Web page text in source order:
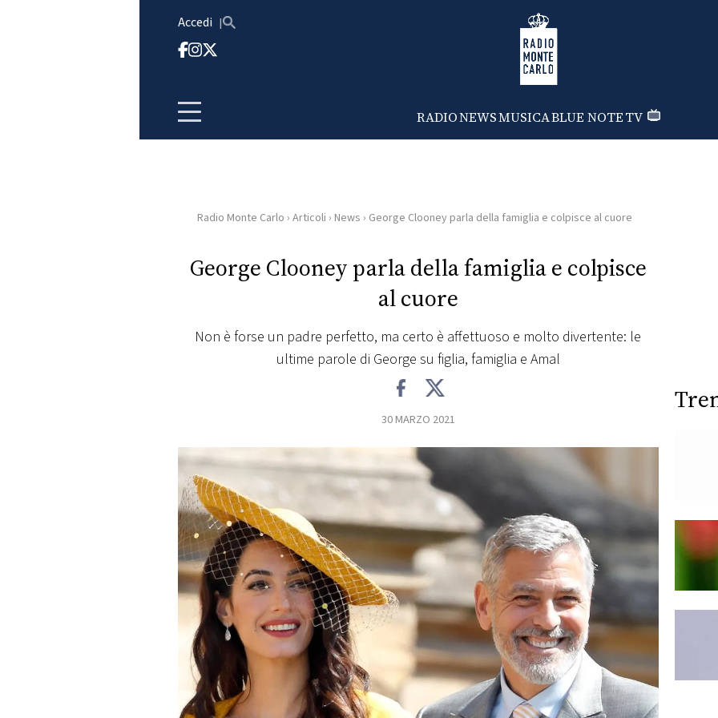
Accedi Radio Monte Carlo
RADIONEWSMUSICABLUE NOTETV
HOME
RADIO
RADIO
FOTO
CONCORSI
EVENTI
VIDEO
PRINCIPATO
Radio Monte Carlo › Articoli › News › George Clooney parla della famiglia e colpisce al cuore
George Clooney parla della famiglia e colpisce
al cuore
Non è forse un padre perfetto, ma certo è affettuoso e molto divertente: le
ultime parole di George su figlia, famiglia e Amal
30 MARZO 2021